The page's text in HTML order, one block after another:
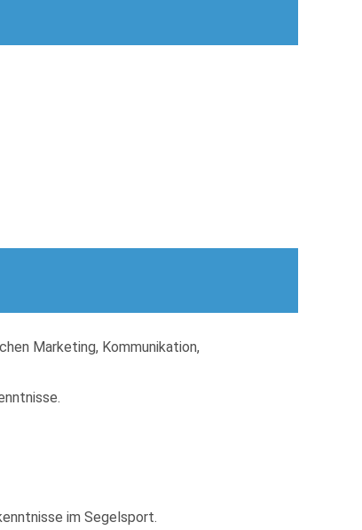
Marketing, Kommunikation,
im Segelsport.